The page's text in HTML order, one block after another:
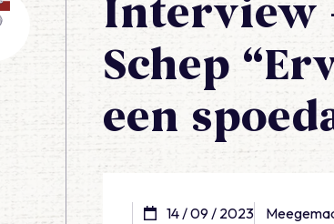
Interview
Schep
een
14 / 09 / 2023